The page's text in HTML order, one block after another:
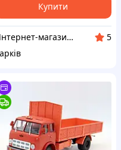
Купити
Интернет-магазин "Karshep"
5